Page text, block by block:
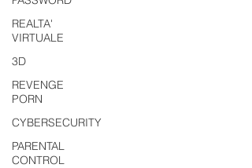
REALTA'
VIRTUALE
3D
REVENGE
PORN
CYBERSECURITY
PARENTAL
CONTROL